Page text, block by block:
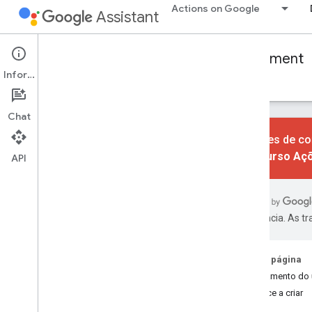
Assistant Actions on Google
Conversational Actions User engagement
Atraia os usuários de volta para sua ação
As ações de
do recurso
preferência. As
Nesta página
Engajamento
Comece a criar
Informações
Chat
API